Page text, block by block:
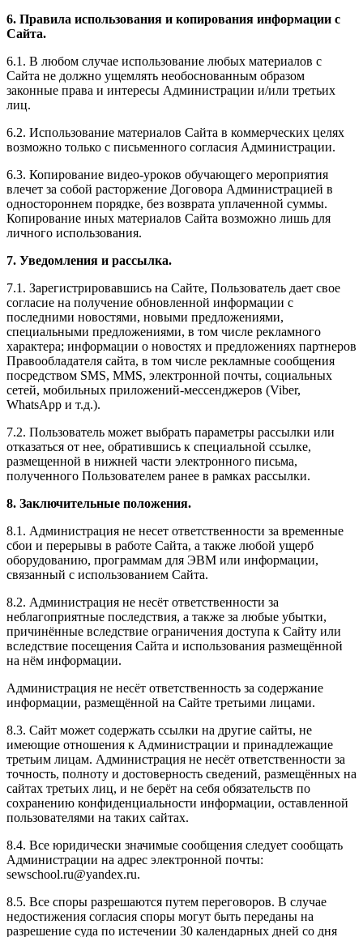
6. Правила использования и копирования информации с
Сайта.
6.1. В любом случае использование любых материалов с
Сайта не должно ущемлять необоснованным образом
законные права и интересы Администрации и/или третьих
лиц.
6.2. Использование материалов Сайта в коммерческих целях
возможно только с письменного согласия Администрации.
6.3. Копирование видео-уроков обучающего мероприятия
влечет за собой расторжение Договора Администрацией в
одностороннем порядке, без возврата уплаченной суммы.
Копирование иных материалов Сайта возможно лишь для
личного использования.
7. Уведомления и рассылка.
7.1. Зарегистрировавшись на Сайте, Пользователь дает свое
согласие на получение обновленной информации с
последними новостями, новыми предложениями,
специальными предложениями, в том числе рекламного
характера; информации о новостях и предложениях партнеров
Правообладателя сайта, в том числе рекламные сообщения
посредством SMS, MMS, электронной почты, социальных
сетей, мобильных приложений-мессенджеров (Viber,
WhatsApp и т.д.).
7.2. Пользователь может выбрать параметры рассылки или
отказаться от нее, обратившись к специальной ссылке,
размещенной в нижней части электронного письма,
полученного Пользователем ранее в рамках рассылки.
8. Заключительные положения.
8.1. Администрация не несет ответственности за временные
сбои и перерывы в работе Сайта, а также любой ущерб
оборудованию, программам для ЭВМ или информации,
связанный с использованием Сайта.
8.2. Администрация не несёт ответственности за
неблагоприятные последствия, а также за любые убытки,
причинённые вследствие ограничения доступа к Сайту или
вследствие посещения Сайта и использования размещённой
на нём информации.
Администрация не несёт ответственность за содержание
информации, размещённой на Сайте третьими лицами.
8.3. Сайт может содержать ссылки на другие сайты, не
имеющие отношения к Администрации и принадлежащие
третьим лицам. Администрация не несёт ответственности за
точность, полноту и достоверность сведений, размещённых на
сайтах третьих лиц, и не берёт на себя обязательств по
сохранению конфиденциальности информации, оставленной
пользователями на таких сайтах.
8.4. Все юридически значимые сообщения следует сообщать
Администрации на адрес электронной почты:
sewschool.ru@yandex.ru.
8.5. Все споры разрешаются путем переговоров. В случае
недостижения согласия споры могут быть переданы на
разрешение суда по истечении 30 календарных дней со дня